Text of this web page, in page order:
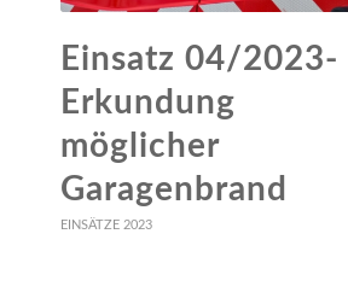
Einsatz 04/2023-
Erkundung
möglicher
Garagenbrand
EINSÄTZE 2023